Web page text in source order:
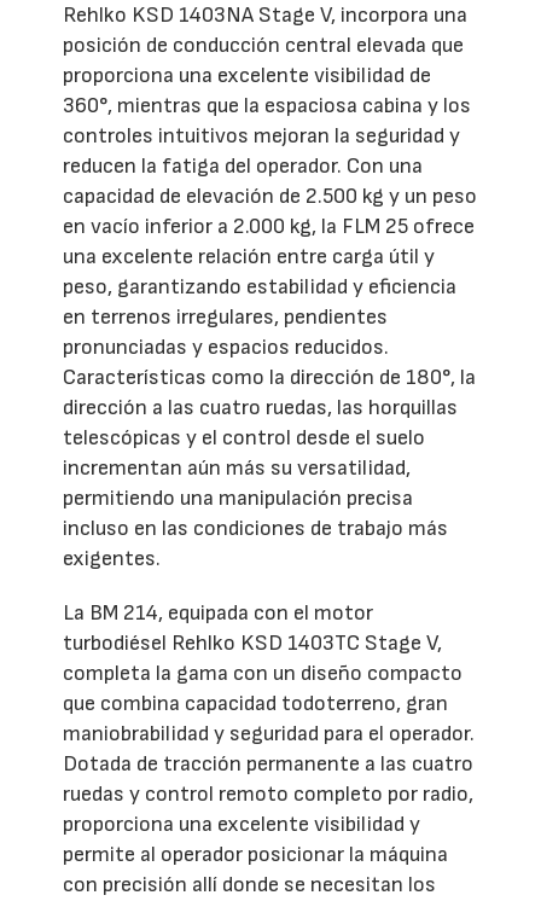
Rehlko KSD 1403NA Stage V, incorpora una
posición de conducción central elevada que
proporciona una excelente visibilidad de
360°, mientras que la espaciosa cabina y los
controles intuitivos mejoran la seguridad y
reducen la fatiga del operador. Con una
capacidad de elevación de 2.500 kg y un peso
en vacío inferior a 2.000 kg, la FLM 25 ofrece
una excelente relación entre carga útil y
peso, garantizando estabilidad y eficiencia
en terrenos irregulares, pendientes
pronunciadas y espacios reducidos.
Características como la dirección de 180°, la
dirección a las cuatro ruedas, las horquillas
telescópicas y el control desde el suelo
incrementan aún más su versatilidad,
permitiendo una manipulación precisa
incluso en las condiciones de trabajo más
exigentes.
La BM 214, equipada con el motor
turbodiésel Rehlko KSD 1403TC Stage V,
completa la gama con un diseño compacto
que combina capacidad todoterreno, gran
maniobrabilidad y seguridad para el operador.
Dotada de tracción permanente a las cuatro
ruedas y control remoto completo por radio,
proporciona una excelente visibilidad y
permite al operador posicionar la máquina
con precisión allí donde se necesitan los